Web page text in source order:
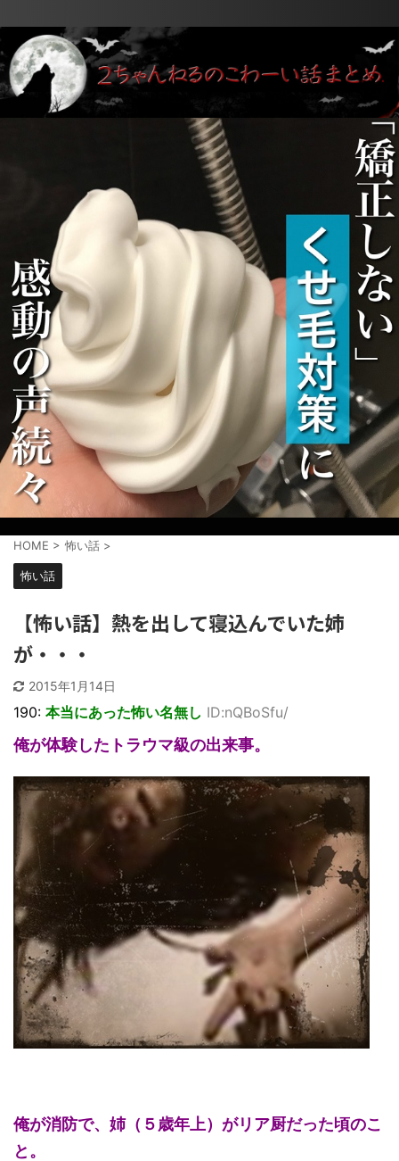
HOME > 怖い話 >
怖い話
【怖い話】熱を出して寝込んでいた姉
が・・・
2015年1月14日
190: 本当にあった怖い名無し ID:nQBoSfu/
俺が体験したトラウマ級の出来事。
俺が消防で、姉（５歳年上）がリア厨だった頃のこ
と。